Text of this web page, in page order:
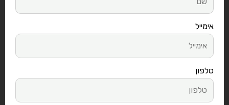
אימייל
טלפון